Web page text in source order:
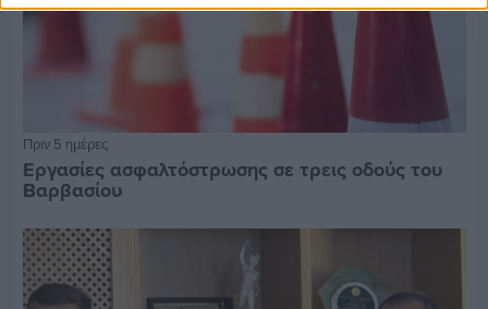
Πριν 5 ημέρες
Εργασίες ασφαλτόστρωσης σε τρεις οδούς του
Βαρβασίου